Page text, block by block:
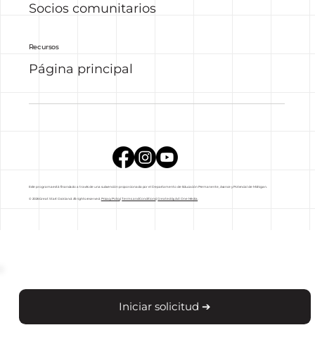
Este programa está financiado a través de una subvención proporcionada por el Departamento de Educación Permanente, Avance y Potencial de Michigan.
© 2026 Great Start Oakland. All rights reserved. Privacy Policy|Terms and Conditions|Created by Act One Media
Socios comunitarios
Página principal
Recursos
Iniciar solicitud ➔